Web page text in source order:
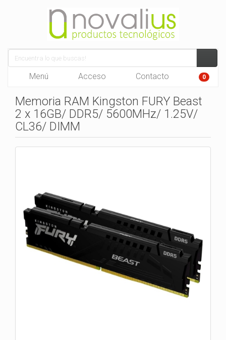
Menú Acceso Contacto 0
Memoria RAM Kingston FURY Beast
2 x 16GB/ DDR5/ 5600MHz/ 1.25V/
CL36/ DIMM